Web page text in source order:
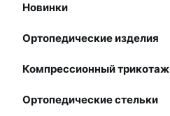
Новинки
Ортопедические изделия
Компрессионный трикотаж
Ортопедические стельки